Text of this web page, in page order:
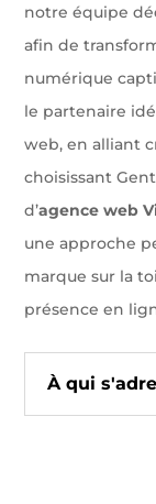
notre équipe
afin de
numérique
le partenaire
web, en alliant
choisissant
d’agence web
une approche
marque sur la
présence en
À qui